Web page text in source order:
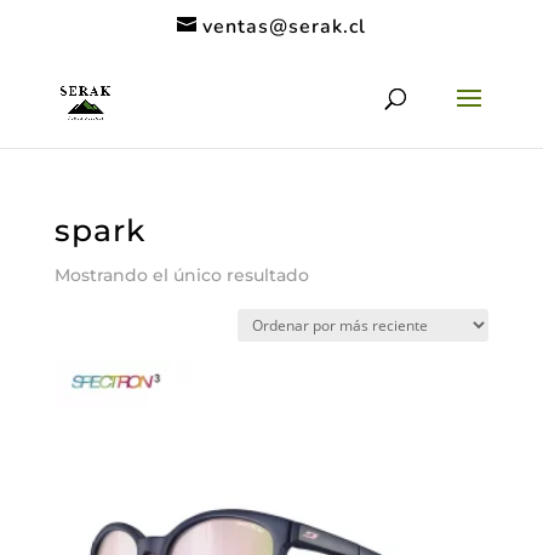
ventas@serak.cl
spark
Mostrando el único resultado